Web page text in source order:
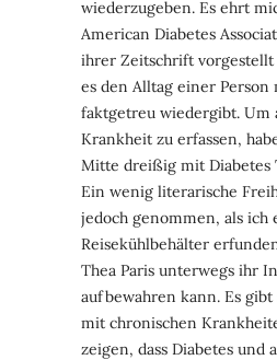
wiederzugeben. Es ehrt
American Diabetes
ihrer Zeitschrift vorgestellt
es den Alltag einer Person
faktgetreu wiedergibt. Um
Krankheit zu erfassen,
Mitte dreißig mit Diabetes
Ein wenig literarische
jedoch genommen, als ich
Reisekühlbehälter
Thea Paris unterwegs ihr
aufbewahren kann. Es
mit chronischen
zeigen, dass Diabetes und